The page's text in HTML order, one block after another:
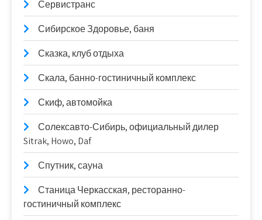
Сервистранс
Сибирское Здоровье, баня
Сказка, клуб отдыха
Скала, банно-гостиничный комплекс
Скиф, автомойка
Солексавто-Сибирь, официальный дилер
Sitrak, Howo, Daf
Спутник, сауна
Станица Черкасская, ресторанно-
гостиничный комплекс